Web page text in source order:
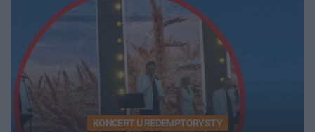
KONCERT U REDEMPTORYSTY